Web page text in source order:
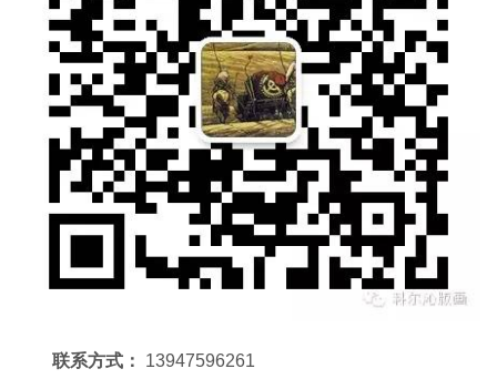
联系方式： 13947596261